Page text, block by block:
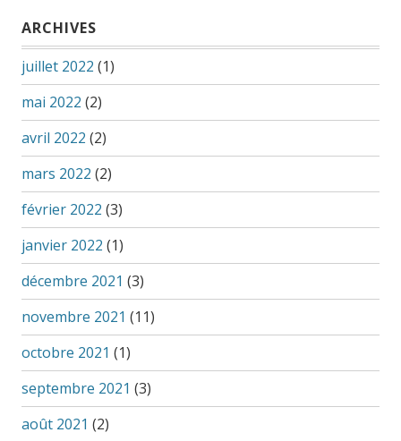
ARCHIVES
juillet 2022 (1)
mai 2022 (2)
avril 2022 (2)
mars 2022 (2)
février 2022 (3)
janvier 2022 (1)
décembre 2021 (3)
novembre 2021 (11)
octobre 2021 (1)
septembre 2021 (3)
août 2021 (2)